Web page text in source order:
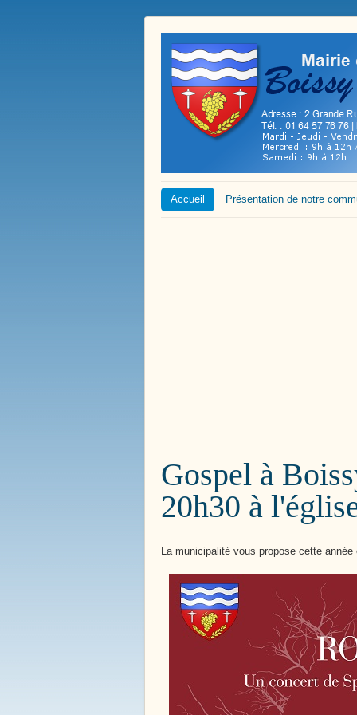
Accueil Présentation de notre
Bienvenue à
Boissy le
Gospel à
20h30 à
La municipalité vous propose cette